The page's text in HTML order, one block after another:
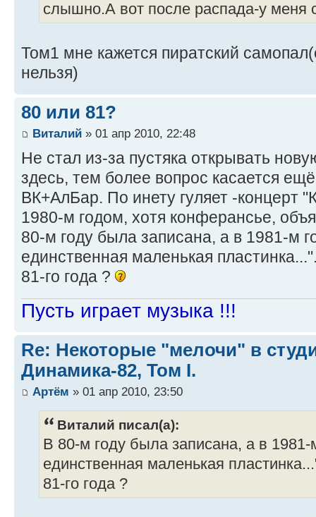
слышно.А вот после распада-у меня
Том1 мне кажется пиратский
нельзя)
80 или 81?
Виталий » 01 апр 2010, 22:48
Не стал из-за пустяка открывать
здесь, тем более вопрос касается
ВК+АлБар. По инету гуляет -концерт
1980-м годом, хотя конферансье,
80-м году была записана, а в 1981-м
единственная маленькая
81-го года ?
Пусть играет музыка !!!
Re: Некоторые "мелочи" в
Динамика-82, Том I.
Артём » 01 апр 2010, 23:50
Виталий писал(а):
В 80-м году была записана, а в
единственная маленькая
81-го года ?